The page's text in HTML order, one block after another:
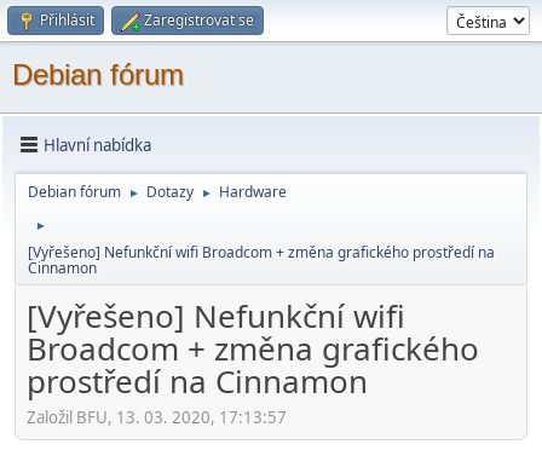
Přihlásit Zaregistrovat se
Debian fórum
Hlavní nabídka
Debian fórum ► Dotazy ► Hardware
►
[Vyřešeno] Nefunkční wifi Broadcom + změna grafického prostředí na
Cinnamon
[Vyřešeno] Nefunkční wifi
Broadcom + změna grafického
prostředí na Cinnamon
Založil BFU, 13. 03. 2020, 17:13:57